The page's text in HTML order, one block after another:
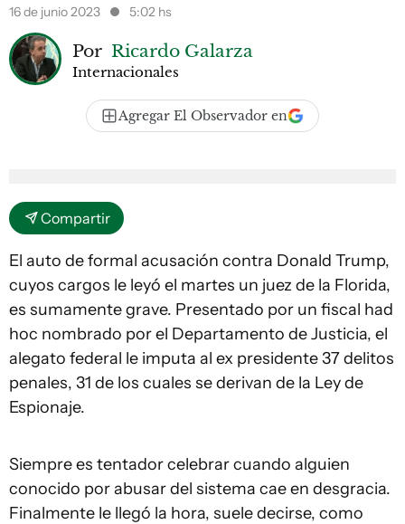
16 de junio 2023
5:02 hs
Por Ricardo Galarza
Internacionales
Agregar El Observador en
Compartir
El auto de formal acusación contra Donald Trump,
cuyos cargos le leyó el martes un juez de la Florida,
es sumamente grave. Presentado por un fiscal had
hoc nombrado por el Departamento de Justicia, el
alegato federal le imputa al ex presidente 37 delitos
penales, 31 de los cuales se derivan de la Ley de
Espionaje.
Siempre es tentador celebrar cuando alguien
conocido por abusar del sistema cae en desgracia.
Finalmente le llegó la hora, suele decirse, como